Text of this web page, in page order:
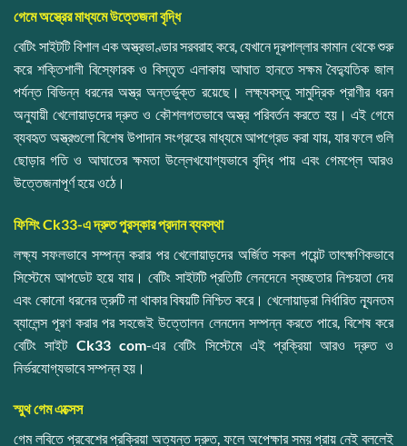
গেমে অস্ত্রের মাধ্যমে উত্তেজনা বৃদ্ধি
বেটিং সাইটটি বিশাল এক অস্ত্রভাণ্ডার সরবরাহ করে, যেখানে দূরপাল্লার কামান থেকে শুরু
করে শক্তিশালী বিস্ফোরক ও বিস্তৃত এলাকায় আঘাত হানতে সক্ষম বৈদ্যুতিক জাল
পর্যন্ত বিভিন্ন ধরনের অস্ত্র অন্তর্ভুক্ত রয়েছে। লক্ষ্যবস্তু সামুদ্রিক প্রাণীর ধরন
অনুযায়ী খেলোয়াড়দের দ্রুত ও কৌশলগতভাবে অস্ত্র পরিবর্তন করতে হয়। এই গেমে
ব্যবহৃত অস্ত্রগুলো বিশেষ উপাদান সংগ্রহের মাধ্যমে আপগ্রেড করা যায়, যার ফলে গুলি
ছোড়ার গতি ও আঘাতের ক্ষমতা উল্লেখযোগ্যভাবে বৃদ্ধি পায় এবং গেমপ্লে আরও
উত্তেজনাপূর্ণ হয়ে ওঠে।
ফিশিং Ck33-এ দ্রুত পুরস্কার প্রদান ব্যবস্থা
লক্ষ্য সফলভাবে সম্পন্ন করার পর খেলোয়াড়দের অর্জিত সকল পয়েন্ট তাৎক্ষণিকভাবে
সিস্টেমে আপডেট হয়ে যায়। বেটিং সাইটটি প্রতিটি লেনদেনে স্বচ্ছতার নিশ্চয়তা দেয়
এবং কোনো ধরনের ত্রুটি না থাকার বিষয়টি নিশ্চিত করে। খেলোয়াড়রা নির্ধারিত ন্যূনতম
ব্যালেন্স পূরণ করার পর সহজেই উত্তোলন লেনদেন সম্পন্ন করতে পারে, বিশেষ করে
বেটিং সাইট Ck33 com-এর বেটিং সিস্টেমে এই প্রক্রিয়া আরও দ্রুত ও
নির্ভরযোগ্যভাবে সম্পন্ন হয়।
স্মুথ গেম এক্সেস
গেম লবিতে প্রবেশের প্রক্রিয়া অত্যন্ত দ্রুত, ফলে অপেক্ষার সময় প্রায় নেই বললেই